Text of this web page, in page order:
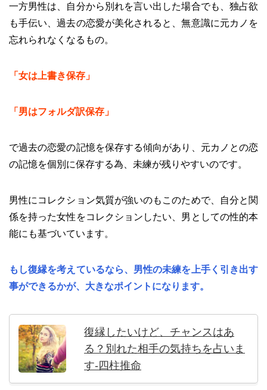
一方男性は、自分から別れを言い出した場合でも、独占欲
も手伝い、過去の恋愛が美化されると、無意識に元カノを
忘れられなくなるもの。
「女は上書き保存」
「男はフォルダ訳保存」
で過去の恋愛の記憶を保存する傾向があり、元カノとの恋
の記憶を個別に保存する為、未練が残りやすいのです。
男性にコレクション気質が強いのもこのためで、自分と関
係を持った女性をコレクションしたい、男としての性的本
能にも基づいています。
もし復縁を考えているなら、男性の未練を上手く引き出す
事ができるかが、大きなポイントになります。
復縁したいけど、チャンスはあ
る？別れた相手の気持ちを占いま
す-四柱推命